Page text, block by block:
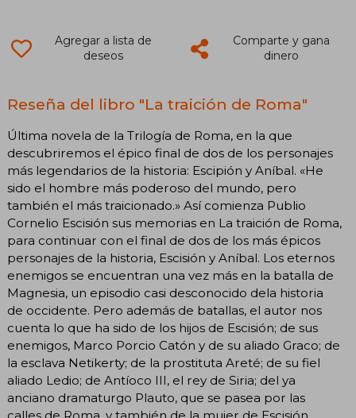
Agregar a lista de
deseos
Comparte y gana
dinero
Reseña del libro "La traición de Roma"
Última novela de la Trilogía de Roma, en la que
descubriremos el épico final de dos de los personajes
más legendarios de la historia: Escipión y Aníbal. «He
sido el hombre más poderoso del mundo, pero
también el más traicionado.» Así comienza Publio
Cornelio Escisión sus memorias en La traición de Roma,
para continuar con el final de dos de los más épicos
personajes de la historia, Escisión y Aníbal. Los eternos
enemigos se encuentran una vez más en la batalla de
Magnesia, un episodio casi desconocido dela historia
de occidente. Pero además de batallas, el autor nos
cuenta lo que ha sido de los hijos de Escisión; de sus
enemigos, Marco Porcio Catón y de su aliado Graco; de
la esclava Netikerty; de la prostituta Areté; de su fiel
aliado Ledio; de Antíoco III, el rey de Siria; del ya
anciano dramaturgo Plauto, que se pasea por las